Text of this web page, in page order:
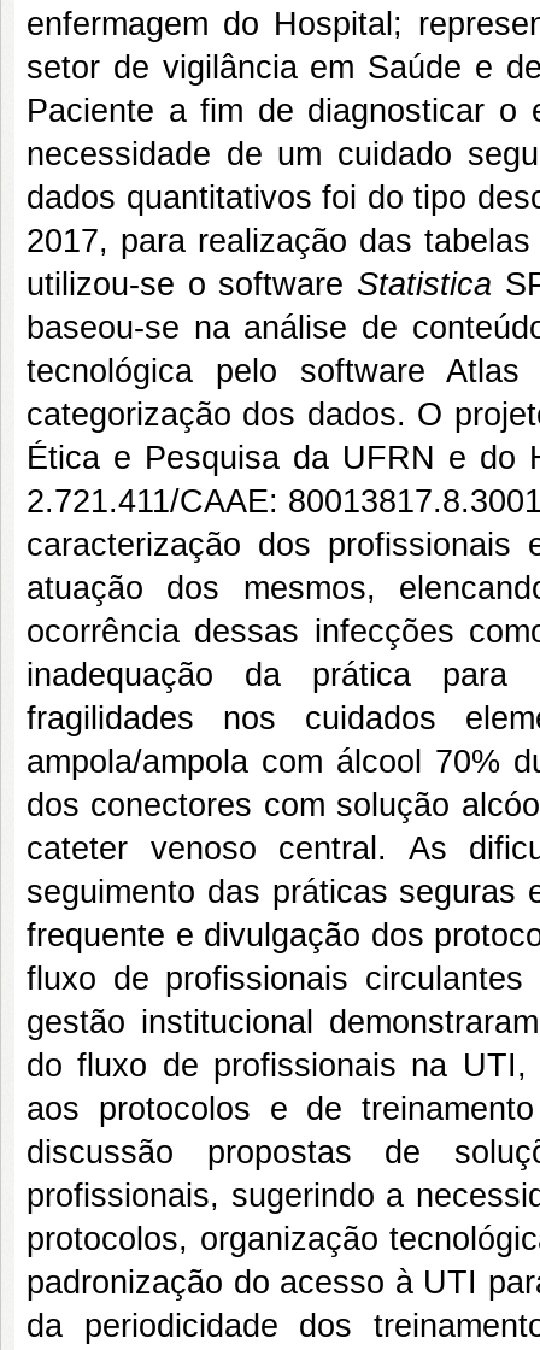
enfermagem do Hospital;
setor de vigilância em Saúde e
Paciente a fim de diagnosticar o
necessidade de um cuidado
dados quantitativos foi do tipo
2017, para realização das
utilizou-se o software Statistica
baseou-se na análise de
tecnológica pelo software
categorização dos dados. O
Ética e Pesquisa da UFRN e do
2.721.411/CAAE:
caracterização dos
atuação dos mesmos,
ocorrência dessas infecções
inadequação da prática para
fragilidades nos cuidados
ampola/ampola com álcool 70%
dos conectores com solução
cateter venoso central. As
seguimento das práticas seguras
frequente e divulgação dos
fluxo de profissionais
gestão institucional
do fluxo de profissionais na
aos protocolos e de
discussão propostas de
profissionais, sugerindo a
protocolos, organização
padronização do acesso à UTI
da periodicidade dos